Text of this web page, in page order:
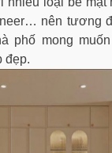
nên tương
phố mong
đẹp.